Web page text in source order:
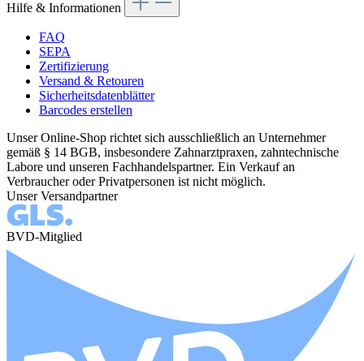
Hilfe & Informationen
FAQ
SEPA
Zertifizierung
Versand & Retouren
Sicherheitsdatenblätter
Barcodes erstellen
Unser Online-Shop richtet sich ausschließlich an Unternehmer
gemäß § 14 BGB, insbesondere Zahnarztpraxen, zahntechnische
Labore und unseren Fachhandelspartner. Ein Verkauf an
Verbraucher oder Privatpersonen ist nicht möglich.
Unser Versandpartner
BVD-Mitglied